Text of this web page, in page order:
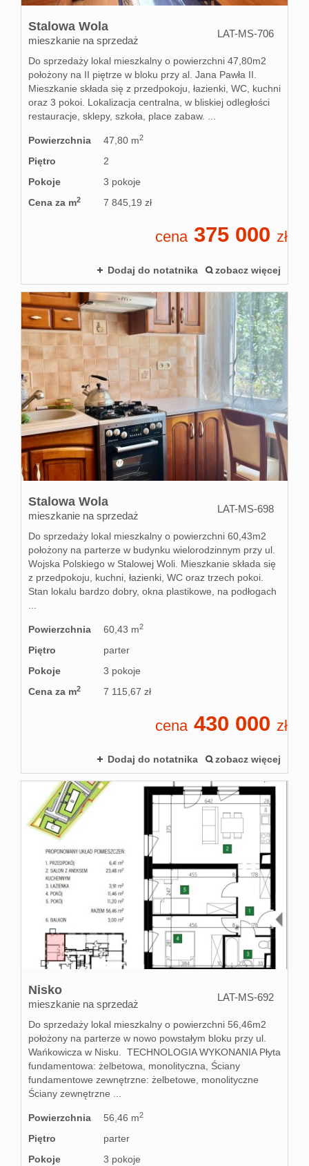
Stalowa Wola
mieszkanie na sprzedaż
LAT-MS-706
Do sprzedaży lokal mieszkalny o powierzchni 47,80m2
położony na II piętrze w bloku przy al. Jana Pawła II.
Mieszkanie składa się z przedpokoju, łazienki, WC, kuchni
oraz 3 pokoi. Lokalizacja centralna, w bliskiej odległości
restauracje, sklepy, szkoła, place zabaw. ...
Powierzchnia 47,80 m2
Piętro
2
Pokoje
3 pokoje
Cena za m2 7 845,19 zł
cena375 000 zł
Dodaj do notatnika zobacz więcej
Stalowa Wola
mieszkanie na sprzedaż
LAT-MS-698
Do sprzedaży lokal mieszkalny o powierzchni 60,43m2
położony na parterze w budynku wielorodzinnym przy ul.
Wojska Polskiego w Stalowej Woli. Mieszkanie składa się
z przedpokoju, kuchni, łazienki, WC oraz trzech pokoi.
Stan lokalu bardzo dobry, okna plastikowe, na podłogach
Powierzchnia 60,43 m2
Piętro
parter
Pokoje
3 pokoje
Cena za m2 7 115,67 zł
cena 430 000 zł
Dodaj do notatnika zobacz więcej
Nisko
mieszkanie na sprzedaż
LAT-MS-692
Do sprzedaży lokal mieszkalny o powierzchni 56,46m2
położony na parterze w nowo powstałym bloku przy ul.
Wańkowicza w Nisku. TECHNOLOGIA WYKONANIA Płyta
fundamentowa: żelbetowa, monolityczna, Ściany
fundamentowe zewnętrzne: żelbetowe, monolityczne
Ściany zewnętrzne ...
Powierzchnia 56,46 m2
Piętro
parter
Pokoje
3 pokoje